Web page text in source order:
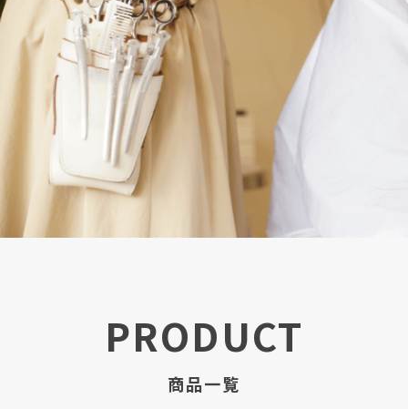
PRODUCT
商品一覧